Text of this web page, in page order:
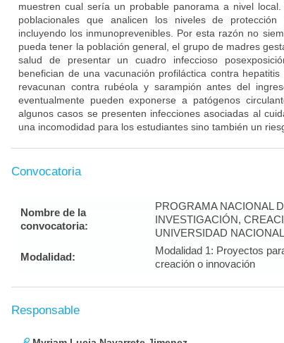
muestren cual sería un probable panorama a nivel
poblacionales que analicen los niveles de protección
incluyendo los inmunoprevenibles. Por esta razón no
pueda tener la población general, el grupo de madres
salud de presentar un cuadro infeccioso
benefician de una vacunación profiláctica contra
revacunan contra rubéola y sarampión antes del
eventualmente pueden exponerse a patógenos
algunos casos se presenten infecciones asociadas al
una incomodidad para los estudiantes sino también un
Convocatoria
Nombre de la
convocatoria:
PROGRAMA NACIONAL
INVESTIGACIÓN,
UNIVERSIDAD
Modalidad:
Modalidad 1: Proyectos
creación o innovación
Responsable